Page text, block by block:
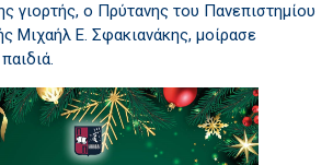
γιορτής, ο Πρύτανης του Πανεπιστημίου
Μιχαήλ Ε. Σφακιανάκης, μοίρασε